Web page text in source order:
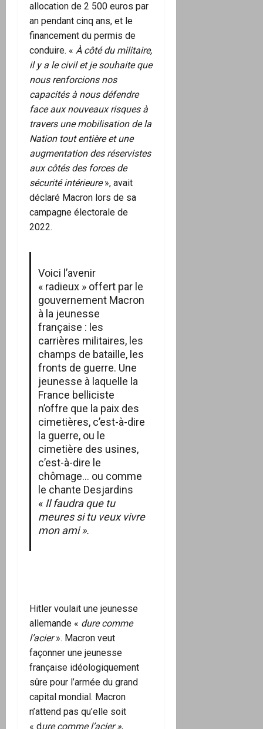
allocation de 2 500 euros par
an pendant cinq ans, et le
financement du permis de
conduire. « À côté du militaire,
il y a le civil et je souhaite que
nous renforcions nos
capacités à nous défendre
face aux nouveaux risques à
travers une mobilisation de la
Nation tout entière et une
augmentation des réservistes
aux côtés des forces de
sécurité intérieure», avait
déclaré Macron lors de sa
campagne électorale de
2022.
Voici l’avenir
« radieux » offert par le
gouvernement Macron
à la jeunesse
française : les
carrières militaires, les
champs de bataille, les
fronts de guerre. Une
jeunesse à laquelle la
France belliciste
n’offre que la paix des
cimetières, c’est-à-dire
la guerre, ou le
cimetière des usines,
c’est-à-dire le
chômage… ou comme
le chante Desjardins
« Il faudra que tu
meures si tu veux vivre
mon ami ».
Hitler voulait une jeunesse
allemande « dure comme
l’acier». Macron veut
façonner une jeunesse
française idéologiquement
sûre pour l’armée du grand
capital mondial. Macron
n’attend pas qu’elle soit
« dure comme l’acier »,